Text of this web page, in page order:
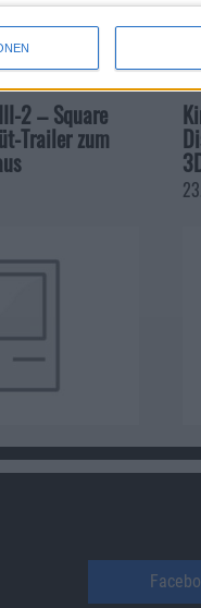
2 – Square
Trailer zum